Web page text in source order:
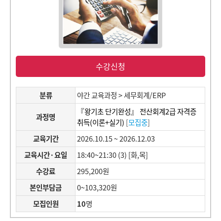
수강신청
분류
야간 교육과정 > 세무회계/ERP
과정명
『왕기초 단기완성』 전산회계2급 자격증
취득(이론+실기) [모집중]
교육기간
2026.10.15 ~ 2026.12.03
교육시간·요일
18:40~21:30 (3) [화,목]
수강료
295,200원
본인부담금
0~103,320원
모집인원
10명